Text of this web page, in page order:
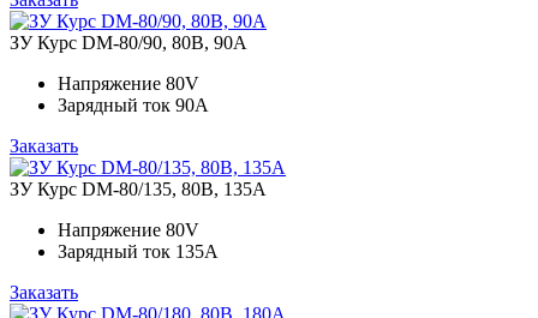
ЗУ Курс DM-80/90, 80В, 90А
Напряжение 80V
Зарядный ток 90A
Заказать
ЗУ Курс DM-80/135, 80В, 135А
Напряжение 80V
Зарядный ток 135A
Заказать